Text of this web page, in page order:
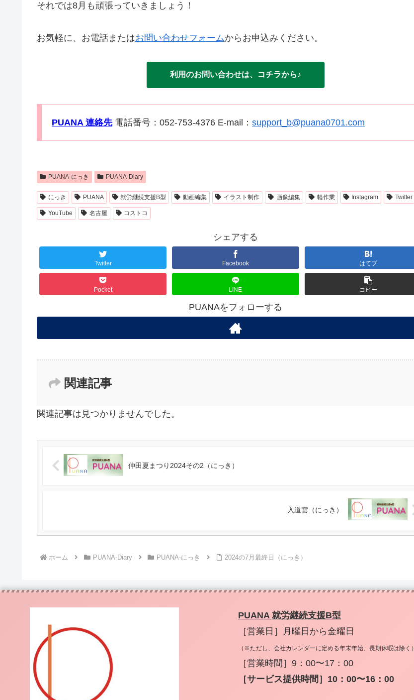
それでは8月も頑張っていきましょう！
お気軽に、お電話またはお問い合わせフォームからお申込みください。
利用のお問い合わせは、コチラから♪
PUANA 連絡先電話番号：052-753-4376 E-mail： support_b@puana0701.com
PUANA-にっき PUANA-Diary
にっき PUANA 就労継続支援B型 動画編集 イラスト制作 画像編集 軽作業 Instagram Twitter
YouTube 名古屋 コストコ
シェアする
Twitter Facebook はてブ
Pocket LINE コピー
PUANAをフォローする
関連記事
関連記事は見つかりませんでした。
仲田夏まつり2024その2（にっき）
入道雲（にっき）
ホーム PUANA-Diary PUANA-にっき 2024の7月最終日（にっき）
PUANA 就労継続支援B型
［営業日］月曜日から金曜日
（※ただし、会社カレンダーに定める年末年始、長期休暇は除く）
［営業時間］9：00〜17：00
［サービス提供時間］10：00〜16：00